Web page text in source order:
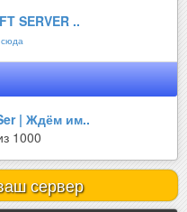
SERVER ..
сюда
| Ждём им..
1000
сервер